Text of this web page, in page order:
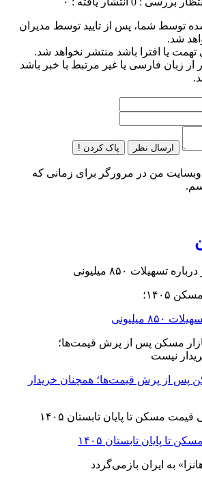
توسط شما، پس از تایید توسط مدیران
شد.
یا افترا باشد منتشر نخواهد شد.
از زبان فارسی یا غیر مرتبط با خبر باشد
ارسال نظر پاک کردن !
وبسایت من در مرورگر برای زمانی که
۱۴۰۵؛
میلیونی
پس از پرش قیمت‌ها؛ همچنان خریدار
تا پایان تابستان ۱۴۰۵